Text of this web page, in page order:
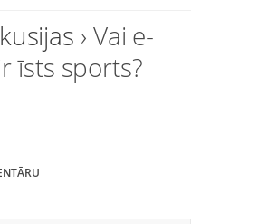
› Vai e-
īsts sports?